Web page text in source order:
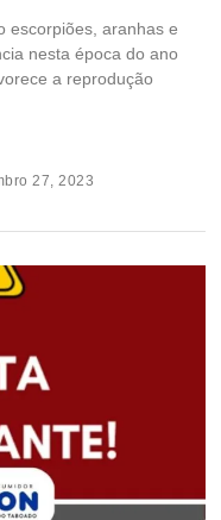
escorpiões, aranhas e
nesta época do ano
a reprodução
27, 2023